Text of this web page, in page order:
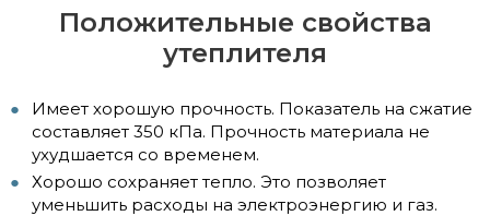
Положительные свойства
утеплителя
Имеет хорошую прочность. Показатель на сжатие
составляет 350 кПа. Прочность материала не
ухудшается со временем.
Хорошо сохраняет тепло. Это позволяет
уменьшить расходы на электроэнергию и газ.